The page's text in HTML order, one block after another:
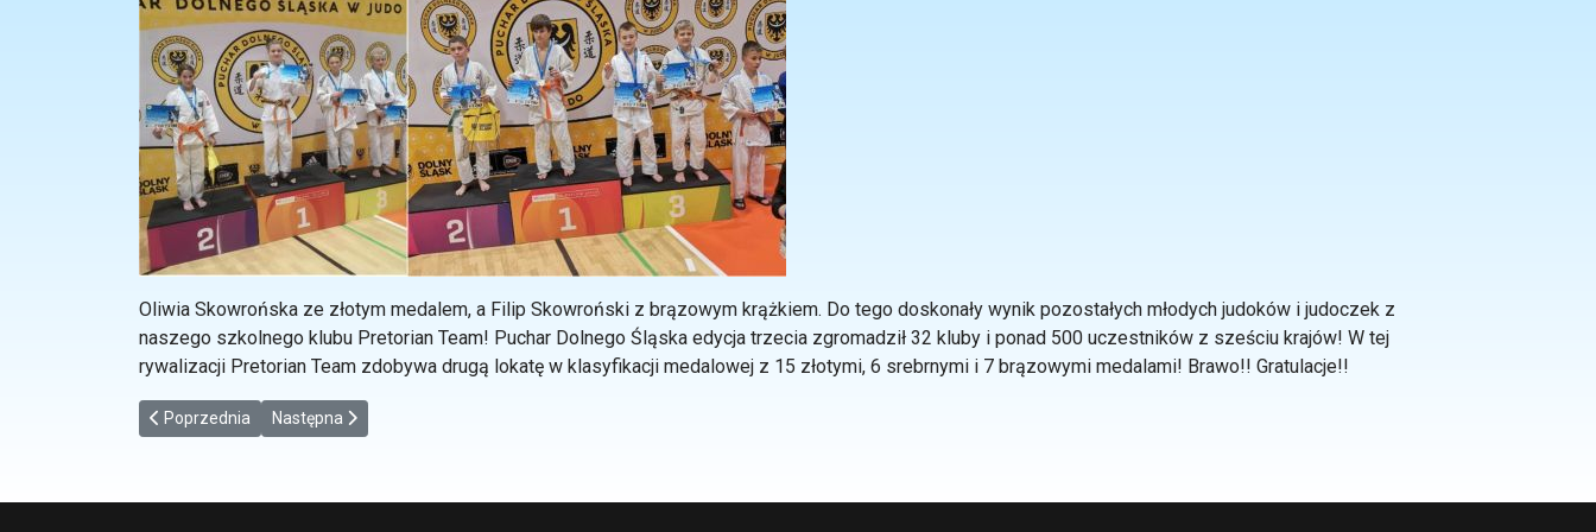
Oliwia Skowrońska ze złotym medalem, a Filip Skowroński z brązowym krążkiem. Do tego doskonały wynik pozostałych młodych judoków i judoczek z
naszego szkolnego klubu Pretorian Team! Puchar Dolnego Śląska edycja trzecia zgromadził 32 kluby i ponad 500 uczestników z sześciu krajów! W tej
rywalizacji Pretorian Team zdobywa drugą lokatę w klasyfikacji medalowej z 15 złotymi, 6 srebrnymi i 7 brązowymi medalami! Brawo!! Gratulacje!!
Poprzednia strona: Sukces naszego ucznia
Poprzednia Następna strona: Turniej Judo w Europie - Borsa Open Mostar 2023 Bośnia i Hercegowina
Następna